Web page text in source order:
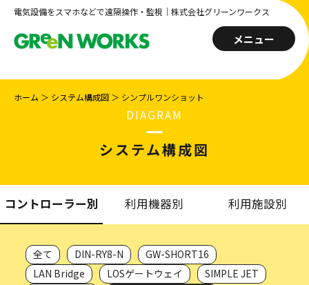
電気設備をスマホなどで遠隔操作・監視｜株式会社グリーンワークス
メニュー
ホーム ＞ システム構成図 ＞ シンプルワンショット
DIAGRAM
システム構成図
コントローラー別 利用機器別 利用施設別
全て DIN-RY8-N
GW-SHORT16
LAN Bridge
LOSゲートウェイ
SIMPLE JET